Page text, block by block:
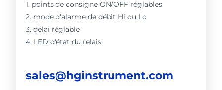
1. points de consigne ON/OFF réglables
2. mode d'alarme de débit Hi ou Lo
3. délai réglable
4. LED d'état du relais
sales@hginstrument.com